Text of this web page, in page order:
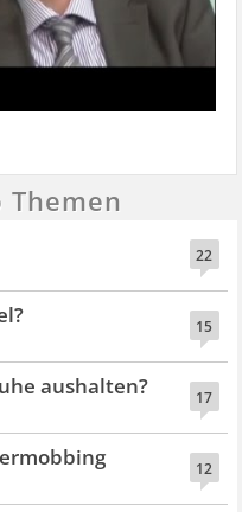
22
15
17
aushalten?
12